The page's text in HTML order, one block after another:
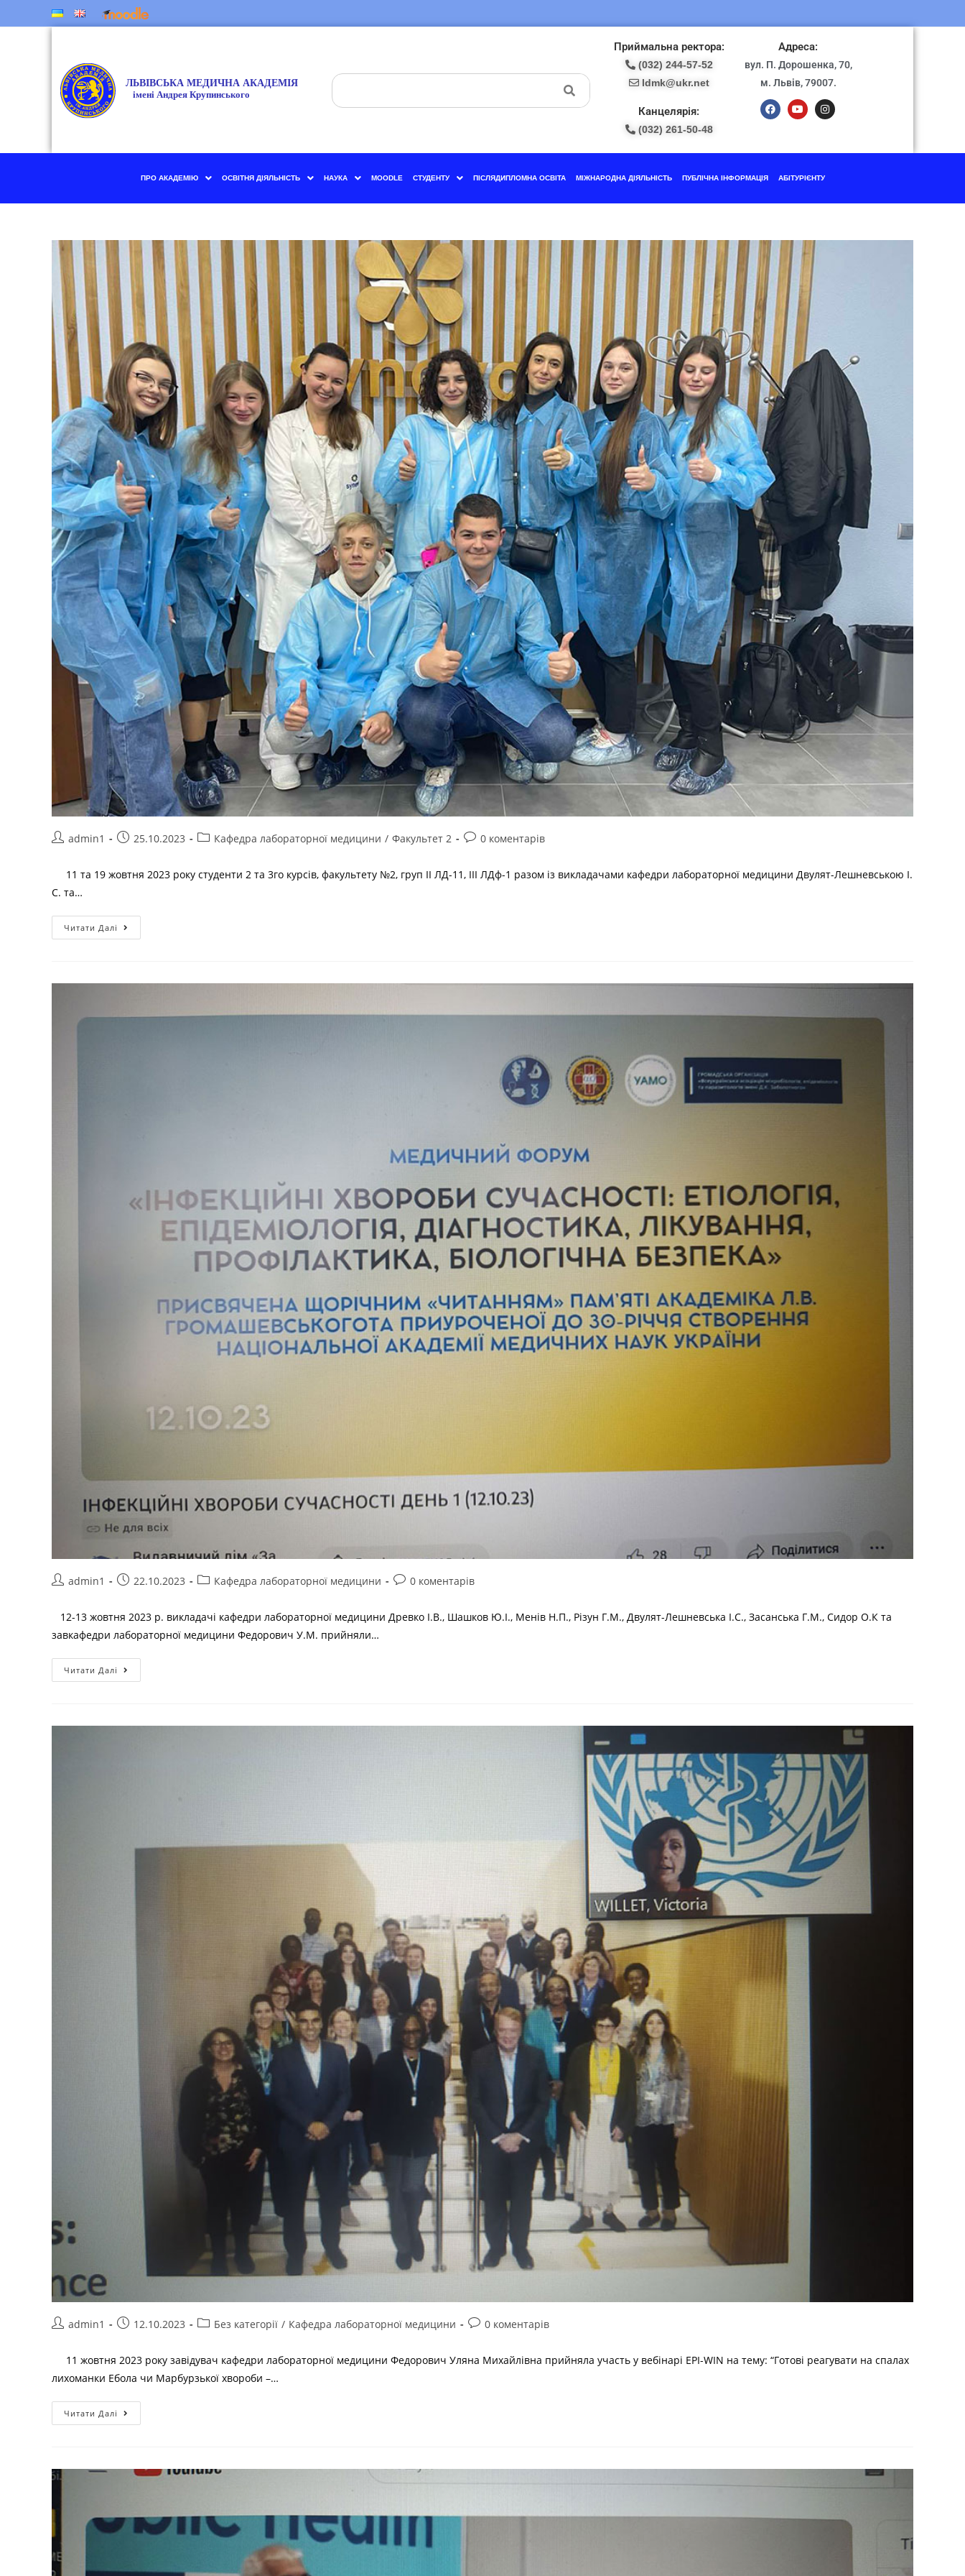
Приймальна ректора:
(032) 244-57-52
ldmk@ukr.net
Канцелярія:
(032) 261-50-48
Адреса:
вул. П. Дорошенка, 70,
м. Львів, 79007.
ПРО АКАДЕМІЮ ОСВІТНЯ ДІЯЛЬНІСТЬ НАУКА MOODLE СТУДЕНТУ ПІСЛЯДИПЛОМНА ОСВІТА МІЖНАРОДНА ДІЯЛЬНІСТЬ ПУБЛІЧНА ІНФОРМАЦІЯ АБІТУРІЄНТУ
admin1 25.10.2023 Кафедра лабораторної медицини / Факультет 2 0 коментарів
11 та 19 жовтня 2023 року студенти 2 та 3го курсів, факультету №2, груп ІІ ЛД-11, ІІІ ЛДф-1 разом із викладачами кафедри лабораторної медицини Двулят-Лешневською І.
С. та…
Читати Далі
admin1 22.10.2023 Кафедра лабораторної медицини 0 коментарів
12-13 жовтня 2023 р. викладачі кафедри лабораторної медицини Древко І.В., Шашков Ю.І., Менів Н.П., Різун Г.М., Двулят-Лешневська І.С., Засанська Г.М., Сидор О.К та
завкафедри лабораторної медицини Федорович У.М. прийняли…
Читати Далі
admin1 12.10.2023 Без категорії / Кафедра лабораторної медицини 0 коментарів
11 жовтня 2023 року завідувач кафедри лабораторної медицини Федорович Уляна Михайлівна прийняла участь у вебінарі EPI-WIN на тему: “Готові реагувати на спалах
лихоманки Ебола чи Марбурзької хвороби –…
Читати Далі